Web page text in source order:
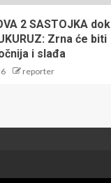
2 SASTOJKA dok
Zrna će biti
i slađa
reporter